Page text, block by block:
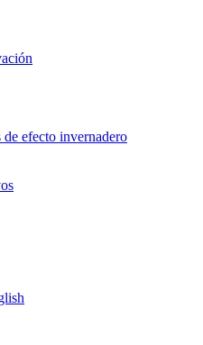
de efecto invernadero